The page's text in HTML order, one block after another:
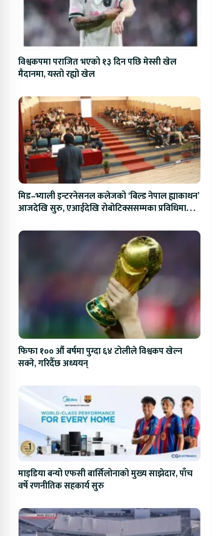
विश्वकपमा पराजित भएको १३ दिन पछि मेस्सी खेल
मैदानमा, यस्तो रह्यो खेल
मिड–भ्याली इन्टरनेसनल कलेजको ‘बिल्ड नेपाल ह्याकाथन’
आजदेखि सुरु, एआईदेखि रोबोटिक्ससम्मका प्रविधिमा
फिफा १०० औं बर्षमा पुग्दा ६४ टोलीले विश्वकप खेल्न
सक्ने, गरिदैँछ अध्ययन्
माइडिया बन्यो एफसी बार्सिलोनाको मुख्य साझेदार, पाँच
वर्षे रणनीतिक सहकार्य सुरु